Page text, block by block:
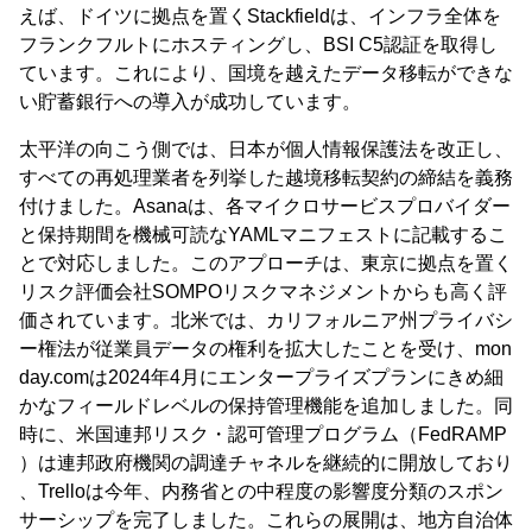
えば、ドイツに拠点を置くStackfieldは、インフラ全体を
フランクフルトにホスティングし、BSI C5認証を取得し
ています。これにより、国境を越えたデータ移転ができな
い貯蓄銀行への導入が成功しています。
太平洋の向こう側では、日本が個人情報保護法を改正し、
すべての再処理業者を列挙した越境移転契約の締結を義務
付けました。Asanaは、各マイクロサービスプロバイダー
と保持期間を機械可読なYAMLマニフェストに記載するこ
とで対応しました。このアプローチは、東京に拠点を置く
リスク評価会社SOMPOリスクマネジメントからも高く評
価されています。北米では、カリフォルニア州プライバシ
ー権法が従業員データの権利を拡大したことを受け、mon
day.comは2024年4月にエンタープライズプランにきめ細
かなフィールドレベルの保持管理機能を追加しました。同
時に、米国連邦リスク・認可管理プログラム（FedRAMP
）は連邦政府機関の調達チャネルを継続的に開放しており
、Trelloは今年、内務省との中程度の影響度分類のスポン
サーシップを完了しました。これらの展開は、地方自治体